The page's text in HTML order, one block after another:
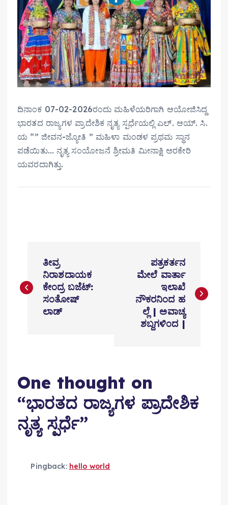
ದಿನಾಂಕ 07-02-2026ರಂದು ಮಹಿಳೆಯರಿಗಾಗಿ ಆಯೋಜಿಸಿದ್ದ
ಭಾರತದ ರಾಜ್ಯಗಳ ಪ್ರಾದೇಶಿಕ ನೃತ್ಯ ಸ್ಪರ್ಧೆಯಲ್ಲಿ ಎಲ್. ಆಯ್. ಸಿ.
ಯ “” ಜೀವನ-ಜ್ಯೋತಿ ” ಮಹಿಳಾ ಮಂಡಳ ಪ್ರಥಮ ಸ್ಥಾನ
ಪಡೆಯಿತು… ನೃತ್ಯ ಸಂಯೋಜನೆ ಶ್ರೀಮತಿ ಮೀನಾಕ್ಷಿ ಅರಕೇರಿ
ಯವರದಾಗಿತ್ತು.
s
v
i
g
a
ತೀವ್ರ
ನಿರಾಶದಾಯಕ
ಕೇಂದ್ರ ಬಜೆಟ್‌:
ಸಂತೋಷ್‌
ಲಾಡ್‌
ಪತ್ರಕರ್ತನ
ಮೇಲೆ ವಾರ್ತಾ
ಇಲಾಖೆ
ನೌಕರನಿಂದ ಹ
ಲ್ಲೆ | ಅವಾಚ್ಯ
ಶಬ್ದಗಳಿಂದ |
One thought on
“ಭಾರತದ ರಾಜ್ಯಗಳ ಪ್ರಾದೇಶಿಕ
ನೃತ್ಯ ಸ್ಪರ್ಧೆ”
Pingback: hello world